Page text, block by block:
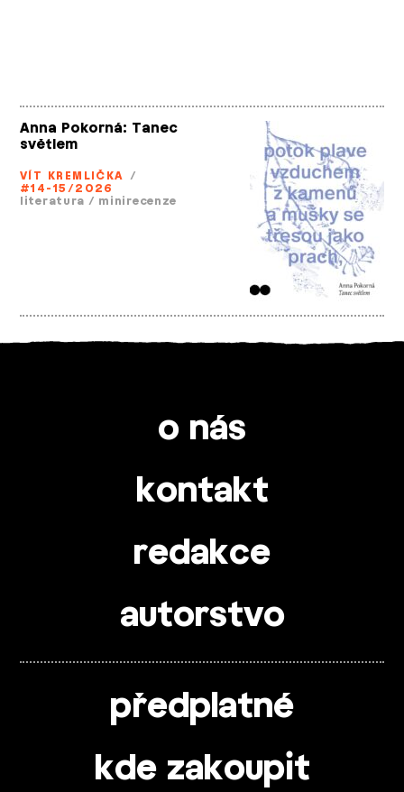
Anna Pokorná: Tanec
světlem
VÍT KREMLIČKA /
#14-15/2026
literatura / minirecenze
o nás
kontakt
redakce
autorstvo
předplatné
kde zakoupit